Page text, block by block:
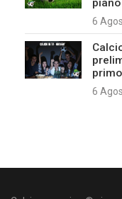
piano
6
6